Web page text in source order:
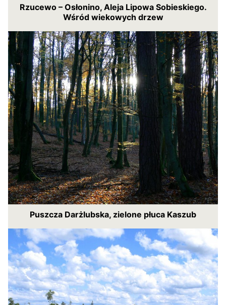
Rzucewo – Osłonino, Aleja Lipowa Sobieskiego.
Wśród wiekowych drzew
Puszcza Darżlubska, zielone płuca Kaszub